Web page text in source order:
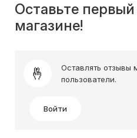
Оставьте
магазине!
Оставлять отзывы
пользователи.
Войти